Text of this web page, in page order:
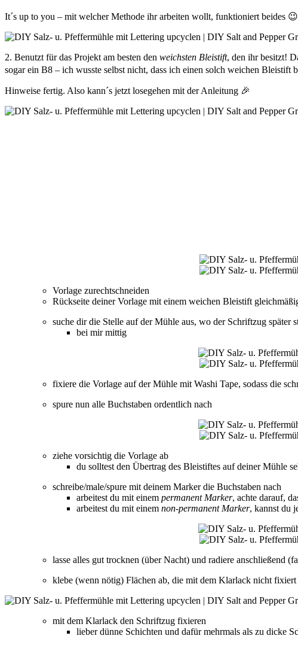
It´s up to you – mit welcher Methode ihr arbeiten wollt, funktioniert beides 😉
2. Benutzt für das Projekt am besten den weichsten Bleistift, den ihr besitzt!
sogar ein B8 – ich wusste selbst nicht, dass ich einen solch weichen Bleistift
Hinweise fertig. Also kann´s jetzt losegehen mit der Anleitung 🎉
Vorlage zurechtschneiden
Rückseite deiner Vorlage mit einem weichen Bleistift
suche dir die Stelle auf der Mühle aus, wo der Schriftzug später
bei mir mittig
fixiere die Vorlage auf der Mühle mit Washi Tape, sodass die
spure nun alle Buchstaben ordentlich nach
ziehe vorsichtig die Vorlage ab
du solltest den Übertrag des Bleistiftes auf deiner Mühle
schreibe/male/spure mit deinem Marker die Buchstaben nach
arbeitest du mit einem permanent Marker, achte darauf,
arbeitest du mit einem non-permanent Marker, kannst du
lasse alles gut trocknen (über Nacht) und radiere anschließend
klebe (wenn nötig) Flächen ab, die mit dem Klarlack nicht fixiert
mit dem Klarlack den Schriftzug fixieren
lieber dünne Schichten und dafür mehrmals als zu dicke